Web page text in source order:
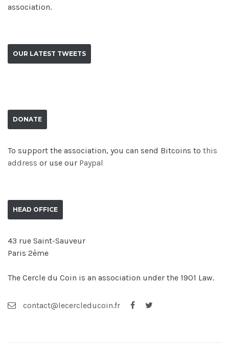
association.
OUR LATEST TWEETS
DONATE
To support the association, you can send Bitcoins to this
address or use our Paypal
HEAD OFFICE
43 rue Saint-Sauveur
Paris 2ème
The Cercle du Coin is an association under the 1901 Law.
contact@lecercleducoin.fr